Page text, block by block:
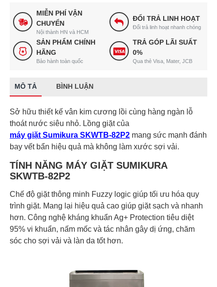
MIỄN PHÍ VẬN
CHUYỂN
Nội thành HN và HCM
ĐỔI TRẢ LINH HOẠT
Đổi trả linh hoạt nhanh chóng
SẢN PHẨM CHÍNH
HÃNG
Bảo hành toàn quốc
TRẢ GÓP LÃI SUẤT
0%
Qua thẻ Visa, Mater, JCB
MÔ TẢ BÌNH LUẬN
Sở hữu thiết kế vân kim cương lồi cùng hàng ngàn lỗ
thoát nước siêu nhỏ. Lồng giặt của
máy giặt Sumikura SKWTB-82P2 mang sức mạnh đánh
bay vết bẩn hiệu quả mà không làm xước sợi vải.
TÍNH NĂNG MÁY GIẶT SUMIKURA
SKWTB-82P2
Chế độ giặt thông minh Fuzzy logic giúp tối ưu hóa quy
trình giặt. Mang lại hiệu quả cao giúp giặt sạch và nhanh
hơn. Công nghệ kháng khuẩn Ag+ Protection tiêu diệt
95% vi khuẩn, nấm mốc và tác nhân gây dị ứng, chăm
sóc cho sợi vải và làn da tốt hơn.